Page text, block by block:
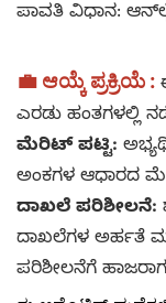
ಪಾವತಿ ವಿಧಾನ:
💼 ಆಯ್ಕೆ ಪ್ರಕ್ರಿಯೆ :
ಎರಡು ಹಂತಗಳಲ್ಲಿ
ಮೆರಿಟ್ ಪಟ್ಟಿ:
ಅಂಕಗಳ ಆಧಾರದ
ದಾಖಲೆ ಪರಿಶೀಲನೆ:
ದಾಖಲೆಗಳ ಅರ್ಹತೆ
ಪರಿಶೀಲನೆಗೆ